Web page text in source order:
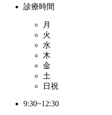
診療時間
月
火
水
木
金
土
日祝
9:30~12:30